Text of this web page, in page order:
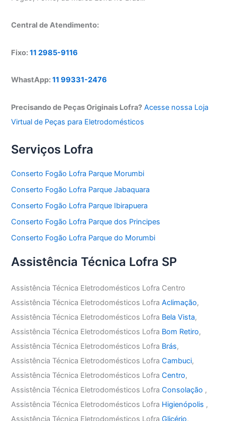
Central de Atendimento:
Fixo:11 2985-9116
WhastApp:11 99331-2476
Precisando de Peças Originais Lofra? Acesse nossa Loja
Virtual de Peças para Eletrodomésticos
Serviços Lofra
Conserto Fogão Lofra Parque Morumbi
Conserto Fogão Lofra Parque Jabaquara
Conserto Fogão Lofra Parque Ibirapuera
Conserto Fogão Lofra Parque dos Principes
Conserto Fogão Lofra Parque do Morumbi
Assistência Técnica Lofra SP
Assistência Técnica Eletrodomésticos Lofra Centro
Assistência Técnica Eletrodomésticos LofraAclimação,
Assistência Técnica Eletrodomésticos Lofra Bela Vista,
Assistência Técnica Eletrodomésticos Lofra Bom Retiro,
Assistência Técnica Eletrodomésticos Lofra Brás,
Assistência Técnica Eletrodomésticos LofraCambuci,
Assistência Técnica Eletrodomésticos LofraCentro,
Assistência Técnica Eletrodomésticos LofraConsolação ,
Assistência Técnica Eletrodomésticos Lofra Higienópolis ,
Assistência Técnica Eletrodomésticos LofraGlicério,